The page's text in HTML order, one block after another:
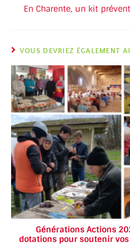
En Charente, un kit
VOUS DEVRIEZ ÉGALEMENT
Générations Actions
dotations pour soutenir